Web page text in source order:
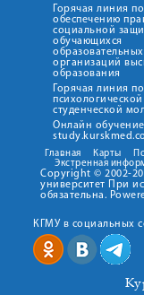
Горячая линия по
обеспечению
социальной
обучающихся
образовательных
организаций
образования
Горячая линия по
студенческой
Онлайн обучение
Главная Карты
Экстренная
Copyright © 2002-
университет При
обязательна.
КГМУ в социальных